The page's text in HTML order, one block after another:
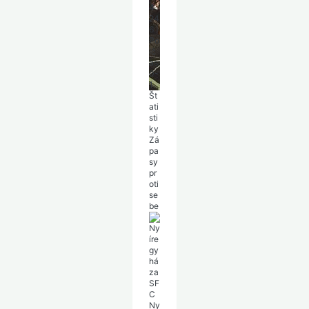
4
24
6 |
Po
lč
as:
0-
1
Št
ati
sti
ky
Zá
pa
sy
pr
oti
se
be
Ny